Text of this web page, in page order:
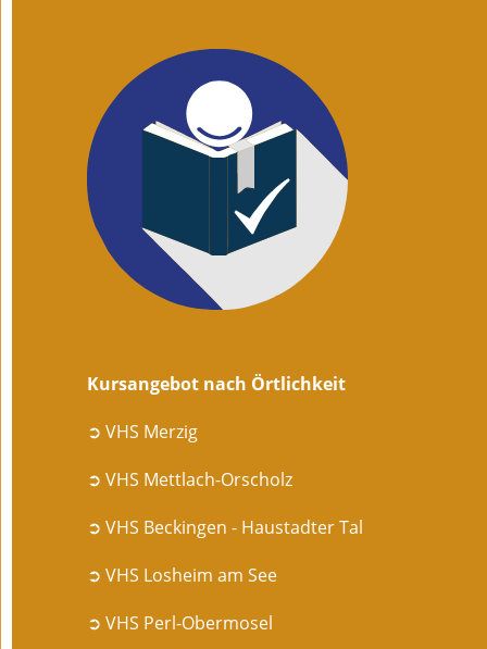
Kursangebot nach Örtlichkeit
➲ VHS Merzig
➲ VHS Mettlach-Orscholz
➲ VHS Beckingen - Haustadter Tal
➲ VHS Losheim am See
➲ VHS Perl-Obermosel